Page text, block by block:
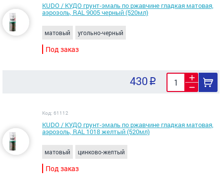
KUDO / КУДО грунт-эмаль по ржавчине гладкая матовая,
аэрозоль, RAL 9005 черный (520мл)
матовый угольно-черный
Под заказ
430
Код: 61112
KUDO / КУДО грунт-эмаль по ржавчине гладкая матовая,
аэрозоль, RAL 1018 желтый (520мл)
матовый цинково-желтый
Под заказ